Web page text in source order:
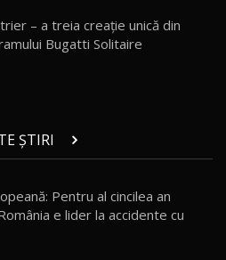
6e / Test Drive AutoBlog.MD
– a treia creație unică din
Bugatti Solitaire
ȘTIRI
Pentru al cincilea an
e lider la accidente cu